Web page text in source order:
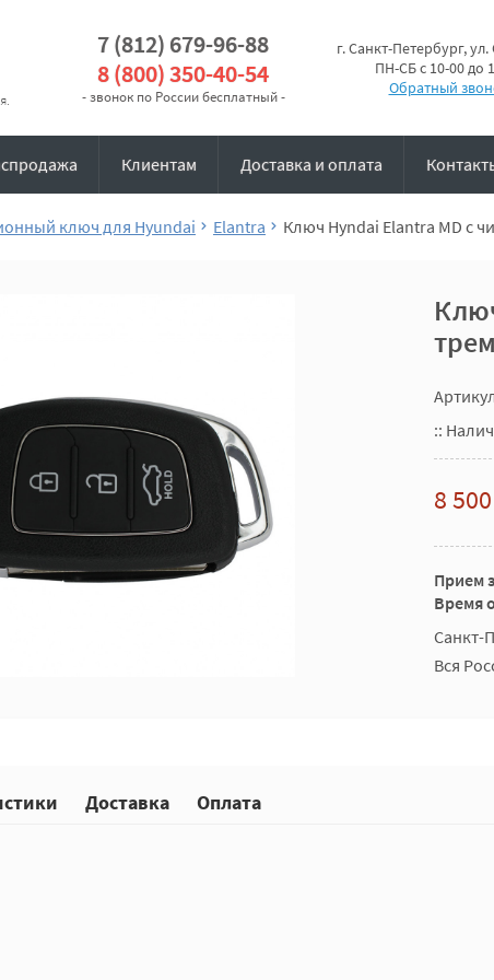
7 (812) 679-96-88
8 (800) 350-40-54
- звонок по России бесплатный -
г. Санкт-Петербург,
ПН-СБ с 10-00 до
Обратный
Клиентам Доставка и оплата
ключ для Hyundai Elantra Ключ Hyndai Elantra MD с
::
8
Прием
Время
Санкт-
Вся
Доставка Оплата